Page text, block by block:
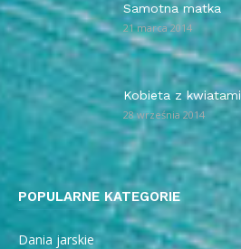
Samotna matka
21 marca 2014
Kobieta z kwiatami
28 września 2014
POPULARNE KATEGORIE
Dania jarskie